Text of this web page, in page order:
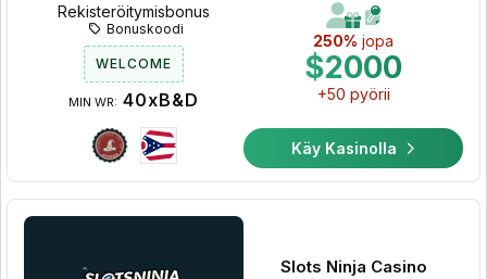
250% jopa
$2000
+50 pyörii
Rekisteröitymisbonus
Bonuskoodi
WELCOME
MIN WR: 40xB&D
Käy Kasinolla
Slots Ninja Casino